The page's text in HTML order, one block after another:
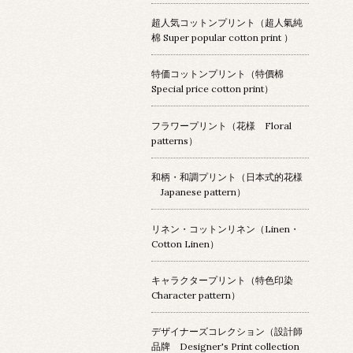
超人気コットンプリント（超人氣純
棉 Super popular cotton print ）
特価コットンプリント（特價棉
Special price cotton print）
フラワープリント（花様 Floral
patterns）
和柄・和調プリント（日本式的花様
Japanese pattern）
リネン・コットンリネン（Linen・
Cotton Linen）
キャラクタープリント（特色印染
Character pattern）
デザイナーズコレクション（設計師
品牌 Designer's Print collection